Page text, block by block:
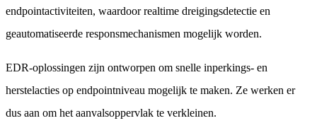
endpointactiviteiten, waardoor realtime dreigingsdetectie en
geautomatiseerde responsmechanismen mogelijk worden.
EDR-oplossingen zijn ontworpen om snelle inperkings- en
herstelacties op endpointniveau mogelijk te maken. Ze werken er
dus aan om het aanvalsoppervlak te verkleinen.